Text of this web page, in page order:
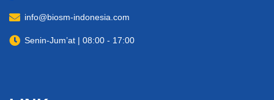
info@biosm-indonesia.com
Senin-Jum’at | 08:00 - 17:00